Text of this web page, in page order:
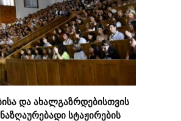
და ახალგაზრდებისთვის
სტაჟირების